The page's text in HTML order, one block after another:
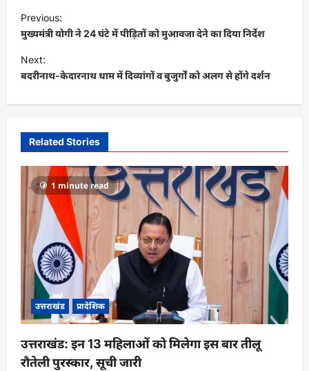
P
o
s
t
v
g
a
o
n
Previous:
मुख्यमंत्री योगी ने 24 घंटे में पीड़ितों को मुआवजा देने का दिया निर्देश
Next:
बदरीनाथ-केदारनाथ धाम में दिव्यांगों व बुजुर्गों को अलग से होंगे दर्शन
Related Stories
1 minute read
उत्तराखंड प्रादेशिक
उत्तराखंड: इन 13 महिलाओं को मिलेगा इस बार तीलू
रौतेली पुरस्कार, सूची जारी